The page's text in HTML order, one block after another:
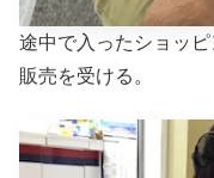
途中で入ったショッ
販売を受ける。